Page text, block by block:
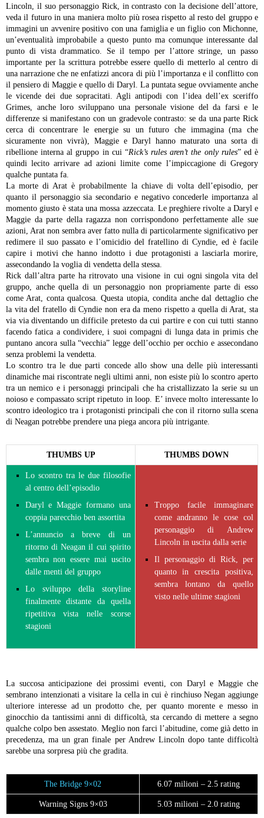
Lincoln, il suo personaggio Rick, in contrasto con la decisione dell’attore,
veda il futuro in una maniera molto più rosea rispetto al resto del gruppo e
immagini un avvenire positivo con una famiglia e un figlio con Michonne,
un’eventualità improbabile a questo punto ma comunque interessante dal
punto di vista drammatico. Se il tempo per l’attore stringe, un passo
importante per la scrittura potrebbe essere quello di metterlo al centro di
una narrazione che ne enfatizzi ancora di più l’importanza e il conflitto con
il pensiero di Maggie e quello di Daryl.
La puntata segue ovviamente anche
le vicende dei due sopracitati. Agli antipodi con l’idea dell’ex sceriffo
Grimes, anche loro sviluppano una personale visione del da farsi e le
differenze si manifestano con un gradevole contrasto: se da una parte Rick
cerca di concentrare le energie su un futuro che immagina (ma che
sicuramente non vivrà), Maggie e Daryl hanno maturato una sorta di
ribellione interna al gruppo in cui “Rick’s rules aren’t the only rules” ed è
quindi lecito arrivare ad azioni limite come l’impiccagione di Gregory
qualche puntata fa.
La morte di Arat è probabilmente la chiave di volta dell’episodio, per
quanto il personaggio sia secondario e negativo concederle importanza al
momento giusto è stata una mossa azzeccata. Le preghiere rivolte a Daryl e
Maggie da parte della ragazza non corrispondono perfettamente alle sue
azioni, Arat non sembra aver fatto nulla di particolarmente significativo per
redimere il suo passato e l’omicidio del fratellino di Cyndie, ed è facile
capire i motivi che hanno indotto i due protagonisti a lasciarla morire,
assecondando la voglia di vendetta della stessa.
Rick dall’altra parte ha ritrovato una visione in cui ogni singola vita del
gruppo, anche quella di un personaggio non propriamente parte di esso
come Arat, conta qualcosa. Questa utopia, condita anche dal dettaglio che
la vita del fratello di Cyndie non era da meno rispetto a quella di Arat, sta
via via diventando un difficile pretesto da cui partire e con cui tutti stanno
facendo fatica a condividere, i suoi compagni di lunga data in primis che
puntano ancora sulla “vecchia” legge dell’occhio per occhio e assecondano
senza problemi la vendetta.
Lo scontro tra le due parti concede allo show una delle più interessanti
dinamiche mai riscontrate negli ultimi anni, non esiste più lo scontro aperto
tra un nemico e i personaggi principali che ha cristallizzato la serie su un
noioso e compassato script ripetuto in loop. E’ invece molto interessante lo
scontro ideologico tra i protagonisti principali che con il ritorno sulla scena
di Neagan potrebbe prendere una piega ancora più intrigante.
THUMBS UP THUMBS DOWN
Lo scontro tra le due filosofie
al centro dell’episodio
Daryl e Maggie formano una
coppia parecchio ben assortita
L’annuncio a breve di un
ritorno di Neagan il cui spirito
sembra non essere mai uscito
dalle menti del gruppo
Lo sviluppo della storyline
finalmente distante da quella
ripetitiva vista nelle scorse
stagioni
Troppo facile immaginare
come andranno le cose col
personaggio di Andrew
Lincoln in uscita dalla serie
Il personaggio di Rick, per
quanto in crescita positiva,
sembra lontano da quello
visto nelle ultime stagioni
La succosa anticipazione dei prossimi eventi, con Daryl e Maggie che
sembrano intenzionati a visitare la cella in cui è rinchiuso Negan aggiunge
ulteriore interesse ad un prodotto che, per quanto morente e messo in
ginocchio da tantissimi anni di difficoltà, sta cercando di mettere a segno
qualche colpo ben assestato. Meglio non farci l’abitudine, come già detto in
precedenza, ma un gran finale per Andrew Lincoln dopo tante difficoltà
sarebbe una sorpresa più che gradita.
The Bridge 9×02 6.07 milioni – 2.5 rating
Warning Signs 9×03 5.03 milioni – 2.0 rating